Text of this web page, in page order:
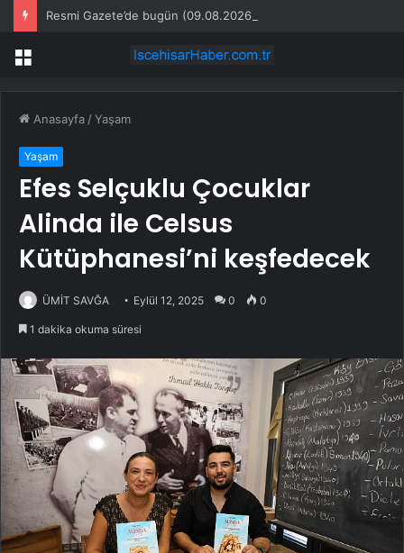
Resmi Gazete’de bugün (09.08.2026)
Menü
Anasayfa /Yaşam
Yaşam
Efes Selçuklu Çocuklar
Alinda ile Celsus
Kütüphanesi’ni keşfedecek
ÜMİT SAVĞA Eylül 12, 2025 0 0
1 dakika okuma süresi